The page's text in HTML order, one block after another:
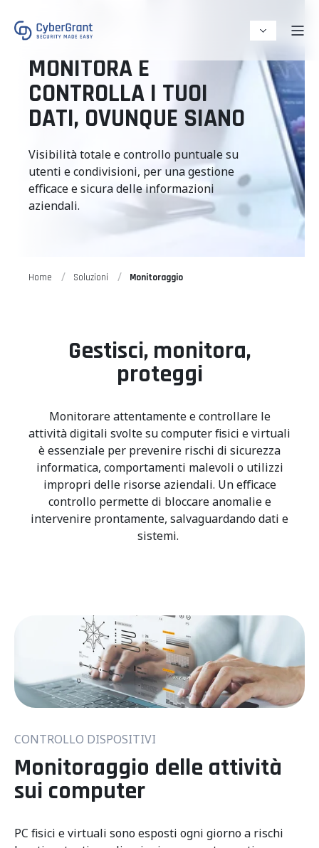
MONITORA E
CONTROLLA I TUOI
DATI, OVUNQUE SIANO
Visibilità totale e controllo puntuale su
utenti e condivisioni, per una gestione
efficace e sicura delle informazioni
aziendali.
Home Soluzioni Monitoraggio
Gestisci, monitora,
proteggi
Monitorare attentamente e controllare le
attività digitali svolte su computer fisici e virtuali
è essenziale per prevenire rischi di sicurezza
informatica, comportamenti malevoli o utilizzi
impropri delle risorse aziendali. Un efficace
controllo permette di bloccare anomalie e
intervenire prontamente, salvaguardando dati e
sistemi.
CONTROLLO DISPOSITIVI
Monitoraggio delle attività
sui computer
PC fisici e virtuali sono esposti ogni giorno a rischi